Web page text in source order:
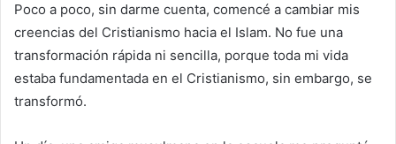
Poco a poco, sin darme cuenta, comencé a cambiar mis
creencias del Cristianismo hacia el Islam. No fue una
transformación rápida ni sencilla, porque toda mi vida
estaba fundamentada en el Cristianismo, sin embargo, se
transformó.